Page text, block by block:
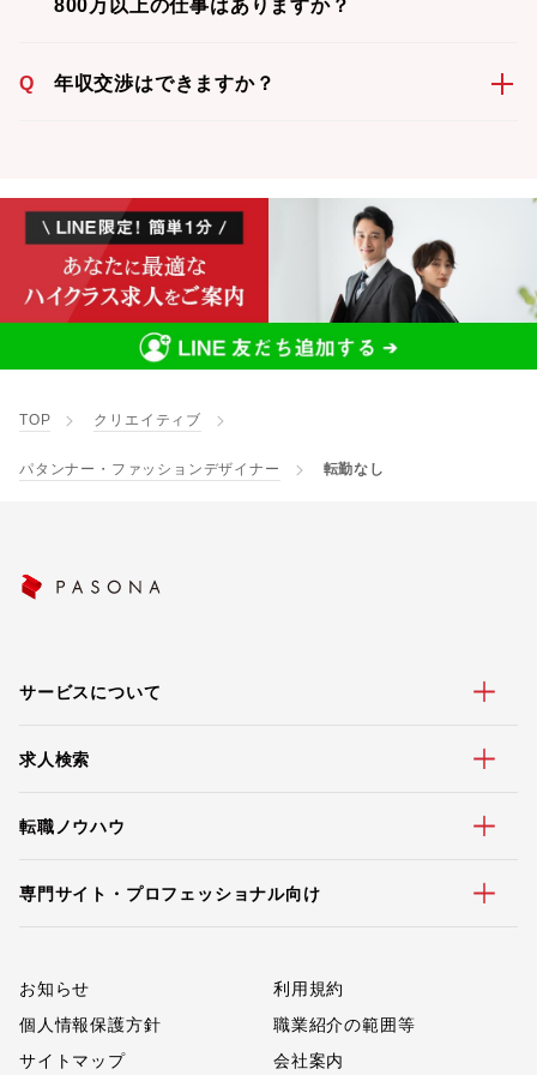
800万以上の仕事はありますか？
Q 年収交渉はできますか？
TOP クリエイティブ
パタンナー・ファッションデザイナー 転勤なし
サービスについて
求人検索
転職ノウハウ
専門サイト・プロフェッショナル向け
お知らせ
利用規約
個人情報保護方針
職業紹介の範囲等
サイトマップ
会社案内